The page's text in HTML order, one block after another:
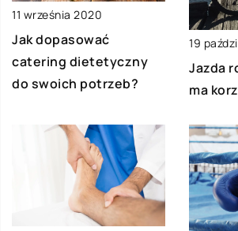
11 września 2020
Jak dopasować
catering dietetyczny
do swoich potrzeb?
19
Jazda
ma